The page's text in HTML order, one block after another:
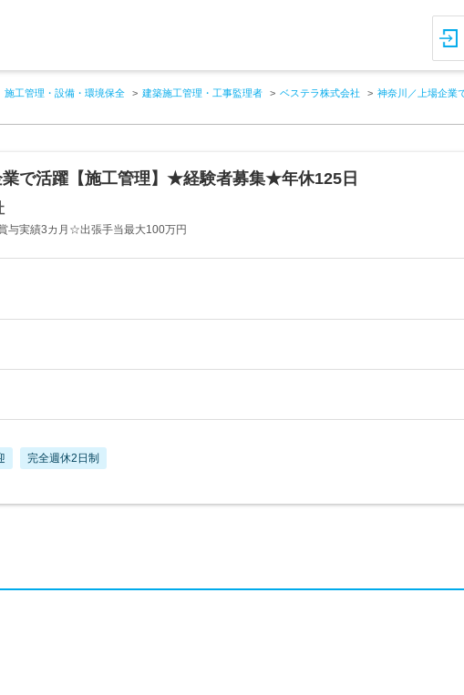
施工管理・設備・環境保全 建築施工管理・工事監理者 ベステラ株式会社 神奈川／上場企業
で活躍【施工管理】★経験者募集★年休125日
実績3カ月☆出張手当最大100万円
完全週休2日制